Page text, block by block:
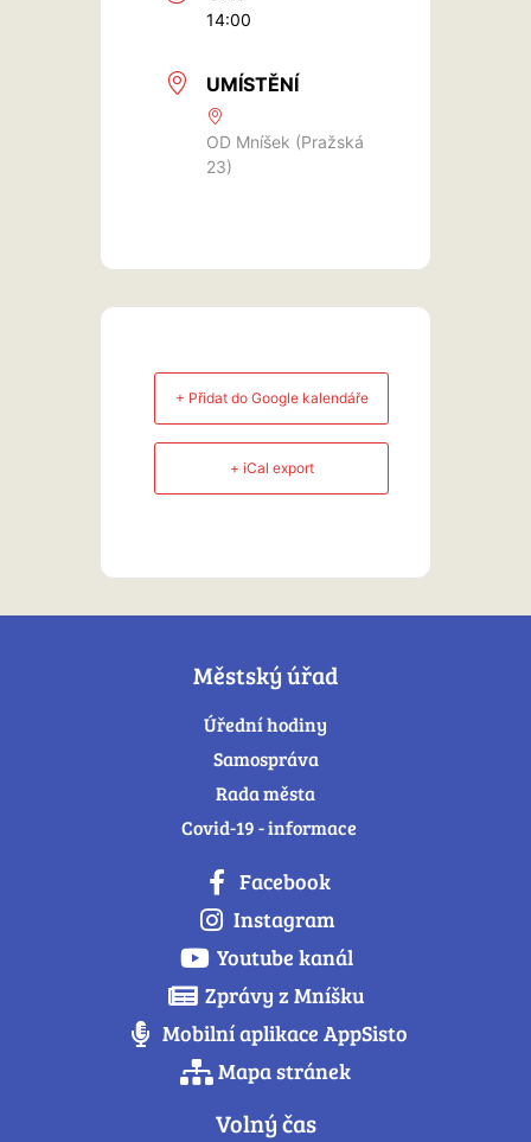
14:00
UMÍSTĚNÍ
OD Mníšek (Pražská
23)
+ Přidat do Google kalendáře
+ iCal export
Městský úřad
Úřední hodiny
Samospráva
Rada města
Covid-19 - informace
Facebook
Instagram
Youtube kanál
Zprávy z Mníšku
Mobilní aplikace AppSisto
Mapa stránek
Volný čas